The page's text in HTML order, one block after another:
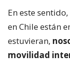
En este
en Chile están
estuvieran,
movilidad